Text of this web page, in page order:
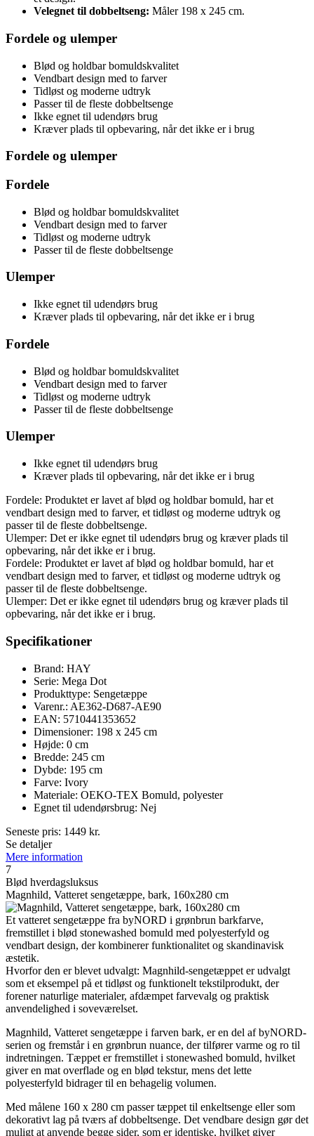
Velegnet til dobbeltseng: Måler 198 x 245 cm.
Fordele og ulemper
Blød og holdbar bomuldskvalitet
Vendbart design med to farver
Tidløst og moderne udtryk
Passer til de fleste dobbeltsenge
Ikke egnet til udendørs brug
Kræver plads til opbevaring, når det ikke er i brug
Fordele og ulemper
Fordele
Blød og holdbar bomuldskvalitet
Vendbart design med to farver
Tidløst og moderne udtryk
Passer til de fleste dobbeltsenge
Ulemper
Ikke egnet til udendørs brug
Kræver plads til opbevaring, når det ikke er i brug
Fordele
Blød og holdbar bomuldskvalitet
Vendbart design med to farver
Tidløst og moderne udtryk
Passer til de fleste dobbeltsenge
Ulemper
Ikke egnet til udendørs brug
Kræver plads til opbevaring, når det ikke er i brug
Fordele: Produktet er lavet af blød og holdbar bomuld, har et
vendbart design med to farver, et tidløst og moderne udtryk og
passer til de fleste dobbeltsenge.
Ulemper: Det er ikke egnet til udendørs brug og kræver plads til
opbevaring, når det ikke er i brug.
Fordele: Produktet er lavet af blød og holdbar bomuld, har et
vendbart design med to farver, et tidløst og moderne udtryk og
passer til de fleste dobbeltsenge.
Ulemper: Det er ikke egnet til udendørs brug og kræver plads til
opbevaring, når det ikke er i brug.
Specifikationer
Brand: HAY
Serie: Mega Dot
Produkttype: Sengetæppe
Varenr.: AE362-D687-AE90
EAN: 5710441353652
Dimensioner: 198 x 245 cm
Højde: 0 cm
Bredde: 245 cm
Dybde: 195 cm
Farve: Ivory
Materiale: OEKO-TEX Bomuld, polyester
Egnet til udendørsbrug: Nej
Seneste pris: 1449 kr.
Se detaljer
Mere information
7
Blød hverdagsluksus
Magnhild, Vatteret sengetæppe, bark, 160x280 cm
Et vatteret sengetæppe fra byNORD i grønbrun barkfarve,
fremstillet i blød stonewashed bomuld med polyesterfyld og
vendbart design, der kombinerer funktionalitet og skandinavisk
æstetik.
Hvorfor den er blevet udvalgt: Magnhild-sengetæppet er udvalgt
som et eksempel på et tidløst og funktionelt tekstilprodukt, der
forener naturlige materialer, afdæmpet farvevalg og praktisk
anvendelighed i soveværelset.
Magnhild, Vatteret sengetæppe i farven bark, er en del af byNORD-
serien og fremstår i en grønbrun nuance, der tilfører varme og ro til
indretningen. Tæppet er fremstillet i stonewashed bomuld, hvilket
giver en mat overflade og en blød tekstur, mens det lette
polyesterfyld bidrager til en behagelig volumen.
Med målene 160 x 280 cm passer tæppet til enkeltsenge eller som
dekorativt lag på tværs af dobbeltsenge. Det vendbare design gør det
muligt at anvende begge sider, som er identiske, hvilket giver